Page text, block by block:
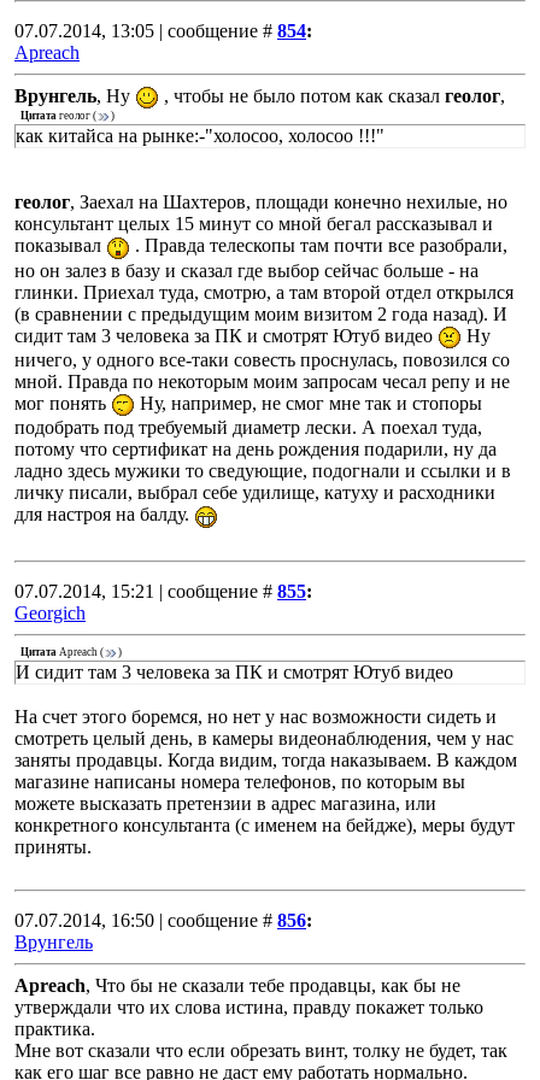
07.07.2014, 13:05 | сообщение # 854:
Apreach
Врунгель, Ну , чтобы не было потом как сказал геолог,
Цитата геолог ( )
как китайса на рынке:-"холосоо, холосоо !!!"
геолог, Заехал на Шахтеров, площади конечно нехилые, но
консультант целых 15 минут со мной бегал рассказывал и
показывал
. Правда телескопы там почти все разобрали,
но он залез в базу и сказал где выбор сейчас больше - на
глинки. Приехал туда, смотрю, а там второй отдел открылся
(в сравнении с предыдущим моим визитом 2 года назад). И
сидит там 3 человека за ПК и смотрят Ютуб видео
Ну
ничего, у одного все-таки совесть проснулась, повозился со
мной. Правда по некоторым моим запросам чесал репу и не
мог понять
Ну, например, не смог мне так и стопоры
подобрать под требуемый диаметр лески. А поехал туда,
потому что сертификат на день рождения подарили, ну да
ладно здесь мужики то сведующие, подогнали и ссылки и в
личку писали, выбрал себе удилище, катуху и расходники
для настроя на балду.
07.07.2014, 15:21 | сообщение # 855:
Georgich
Цитата Apreach ( )
И сидит там 3 человека за ПК и смотрят Ютуб видео
На счет этого боремся, но нет у нас возможности сидеть и
смотреть целый день, в камеры видеонаблюдения, чем у нас
заняты продавцы. Когда видим, тогда наказываем. В каждом
магазине написаны номера телефонов, по которым вы
можете высказать претензии в адрес магазина, или
конкретного консультанта (с именем на бейдже), меры будут
приняты.
07.07.2014, 16:50 | сообщение # 856:
Врунгель
Apreach, Что бы не сказали тебе продавцы, как бы не
утверждали что их слова истина, правду покажет только
практика.
Мне вот сказали что если обрезать винт, толку не будет, так
как его шаг все равно не даст ему работать нормально.